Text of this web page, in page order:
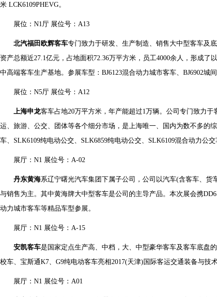
米 LCK6109PHEVG。
展位：N1厅 展位号：A13
北汽福田欧辉客车专门致力于研发、生产制造、销售大中型客车及
资产总额近27.1亿元，占地面积72.36万平方米，员工4000余人，形成了
中高端客车生产基地。参展车型：BJ6123混合动力城市客车、BJ6902城
展位：N5厅 展位号：A12
上海申龙客车占地20万平方米，年产能超过1万辆。公司专门致力
运、旅游、公交、团体等各个细分市场，是上海唯一、国内为数不多的
车、SLK6109纯电动公交、SLK6859纯电动公交、SLK6109混合动力公
展厅：N1 展位号：A-02
丹东黄海系辽宁曙光汽车集团下属子公司，公司以汽车(含客车、
与销售为主。其中黄海牌大中型客车是公司的主导产品。本次展会携
动力城市客车等精品车型参展。
展厅：N1 展位号：A-15
安凯客车是国家定点生产高、中档，大、中型豪华客车及客车底盘
校车、宝斯通K7、G9纯电动客车亮相2017(天津)国际客运交通装备与技
展厅：N1 展位号：A01